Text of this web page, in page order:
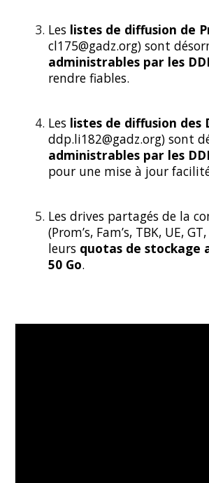
Les listes de diffusion de
cl175@gadz.org) sont
administrables par les
rendre fiables.
Les listes de diffusion des
ddp.li182@gadz.org) sont
administrables par les
pour une mise à jour
Les drives partagés de la
(Prom’s, Fam’s, TBK, UE,
leurs quotas de stockage
50 Go.